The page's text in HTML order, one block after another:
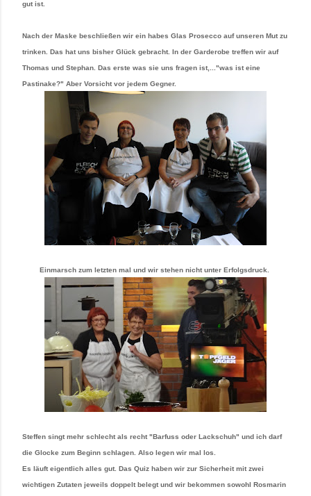
gut ist.
Nach der Maske beschließen wir ein habes Glas Prosecco auf unseren Mut zu
trinken. Das hat uns bisher Glück gebracht. In der Garderobe treffen wir auf
Thomas und Stephan. Das erste was sie uns fragen ist,..."was ist eine
Pastinake?" Aber Vorsicht vor jedem Gegner.
Einmarsch zum letzten mal und wir stehen nicht unter Erfolgsdruck.
Steffen singt mehr schlecht als recht "Barfuss oder Lackschuh" und ich darf
die Glocke zum Beginn schlagen. Also legen wir mal los.
Es läuft eigentlich alles gut. Das Quiz haben wir zur Sicherheit mit zwei
wichtigen Zutaten jeweils doppelt belegt und wir bekommen sowohl Rosmarin